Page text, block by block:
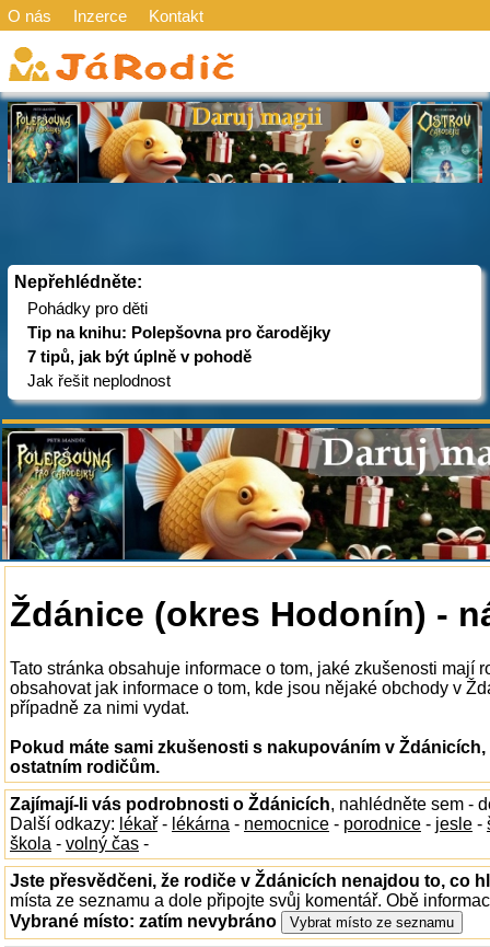
O nás Inzerce Kontakt
Nepřehlédněte:
Pohádky pro děti
Tip na knihu: Polepšovna pro čarodějky
7 tipů, jak být úplně v pohodě
Jak řešit neplodnost
Ždánice (okres Hodonín) -
Tato stránka obsahuje informace o tom, jaké zkušenosti mají
obsahovat jak informace o tom, kde jsou nějaké obchody v
případně za nimi vydat.
Pokud máte sami zkušenosti s nakupováním v
ostatním rodičům.
Zajímají-li vás podrobnosti o Ždánicích, nahlédněte sem -
Další odkazy: lékař - lékárna - nemocnice - porodnice - jesle -
škola - volný čas -
Jste přesvědčeni, že rodiče v Ždánicích nenajdou to, co
místa ze seznamu a dole připojte svůj komentář. Obě
Vybrané místo: zatím nevybráno